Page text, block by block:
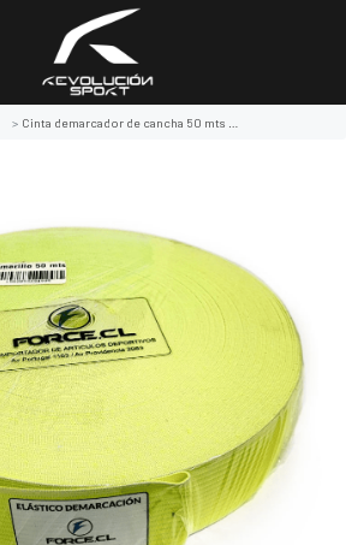
Cinta demarcador de cancha 50 mts x 5 cms. color amarillo